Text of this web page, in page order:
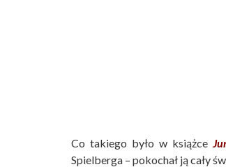
Co takiego było w książce
Spielberga – pokochał ją cały